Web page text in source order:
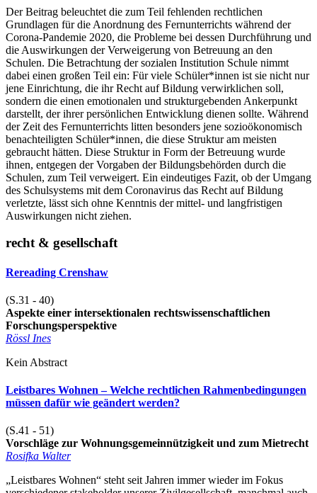
Der Beitrag beleuchtet die zum Teil fehlenden rechtlichen
Grundlagen für die Anordnung des Fernunterrichts während der
Corona-Pandemie 2020, die Probleme bei dessen Durchführung und
die Auswirkungen der Verweigerung von Betreuung an den
Schulen. Die Betrachtung der sozialen Institution Schule nimmt
dabei einen großen Teil ein: Für viele Schüler*innen ist sie nicht nur
jene Einrichtung, die ihr Recht auf Bildung verwirklichen soll,
sondern die einen emotionalen und strukturgebenden Ankerpunkt
darstellt, der ihrer persönlichen Entwicklung dienen sollte. Während
der Zeit des Fernunterrichts litten besonders jene sozioökonomisch
benachteiligten Schüler*innen, die diese Struktur am meisten
gebraucht hätten. Diese Struktur in Form der Betreuung wurde
ihnen, entgegen der Vorgaben der Bildungsbehörden durch die
Schulen, zum Teil verweigert. Ein eindeutiges Fazit, ob der Umgang
des Schulsystems mit dem Coronavirus das Recht auf Bildung
verletzte, lässt sich ohne Kenntnis der mittel- und langfristigen
Auswirkungen nicht ziehen.
recht & gesellschaft
Rereading Crenshaw
(S.31 - 40)
Aspekte einer intersektionalen rechtswissenschaftlichen
Forschungsperspektive
Rössl Ines
Kein Abstract
Leistbares Wohnen – Welche rechtlichen Rahmenbedingungen
müssen dafür wie geändert werden?
(S.41 - 51)
Vorschläge zur Wohnungsgemeinnützigkeit und zum Mietrecht
Rosifka Walter
„Leistbares Wohnen“ steht seit Jahren immer wieder im Fokus